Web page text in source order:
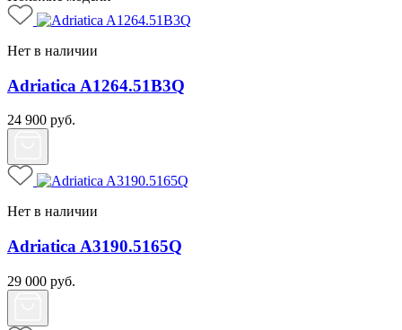
Нет в наличии
Adriatica A1264.51B3Q
24 900 руб.
Нет в наличии
Adriatica A3190.5165Q
29 000 руб.